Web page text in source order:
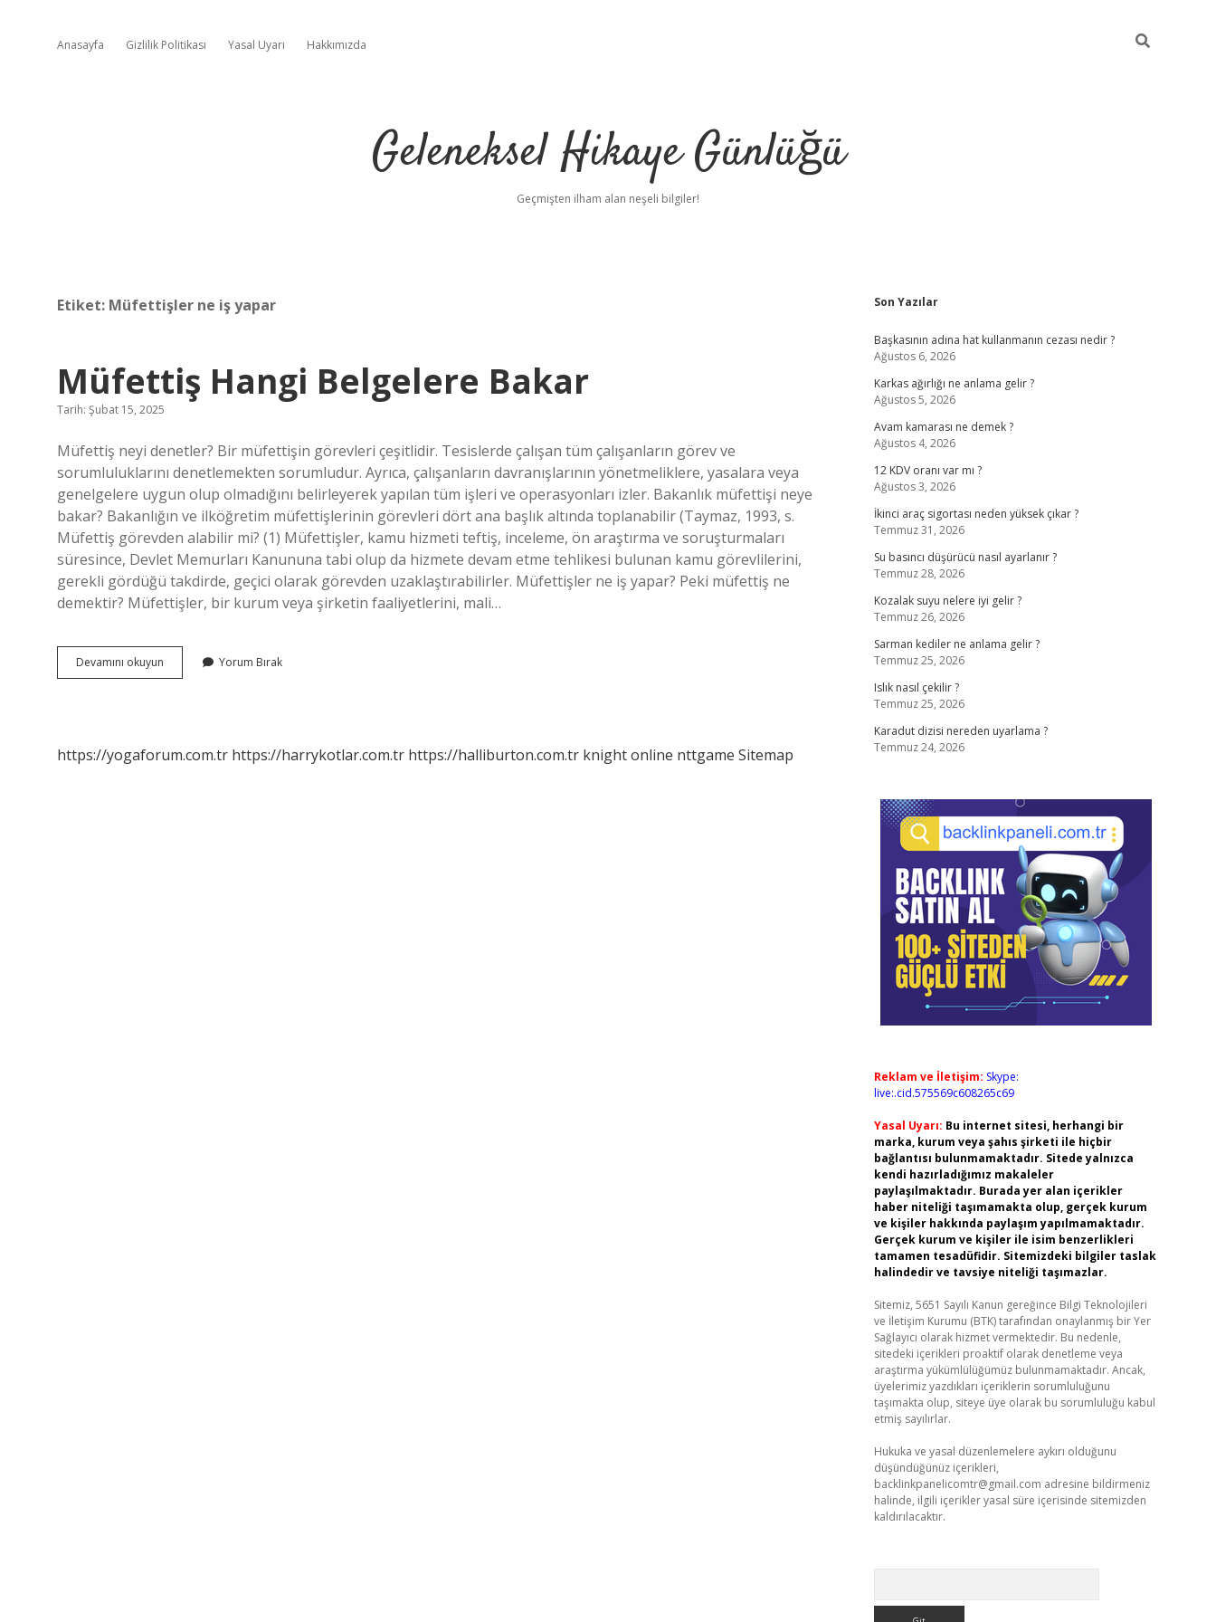
Anasayfa Gizlilik Politikası Yasal Uyarı Hakkımızda
Geleneksel Hikaye Günlüğü
Geçmişten ilham alan neşeli bilgiler!
Etiket: Müfettişler ne iş yapar
Müfettiş Hangi Belgelere Bakar
Tarih: Şubat 15, 2025
Müfettiş neyi denetler? Bir müfettişin görevleri çeşitlidir. Tesislerde çalışan tüm çalışanların görev ve
sorumluluklarını denetlemekten sorumludur. Ayrıca, çalışanların davranışlarının yönetmeliklere, yasalara veya
genelgelere uygun olup olmadığını belirleyerek yapılan tüm işleri ve operasyonları izler. Bakanlık müfettişi neye
bakar? Bakanlığın ve ilköğretim müfettişlerinin görevleri dört ana başlık altında toplanabilir (Taymaz, 1993, s.
Müfettiş görevden alabilir mi? (1) Müfettişler, kamu hizmeti teftiş, inceleme, ön araştırma ve soruşturmaları
süresince, Devlet Memurları Kanununa tabi olup da hizmete devam etme tehlikesi bulunan kamu görevlilerini,
gerekli gördüğü takdirde, geçici olarak görevden uzaklaştırabilirler. Müfettişler ne iş yapar? Peki müfettiş ne
demektir? Müfettişler, bir kurum veya şirketin faaliyetlerini, mali…
Devamını okuyun Müfettiş
Hangi
Yorum Bırak
https://yogaforum.com.tr https://harrykotlar.com.tr https://halliburton.com.tr knight online nttgame Sitemap
Sidebar
Son Yazılar
Başkasının adına hat kullanmanın cezası nedir ?
Ağustos 6, 2026
Karkas ağırlığı ne anlama gelir ?
Ağustos 5, 2026
Avam kamarası ne demek ?
Ağustos 4, 2026
12 KDV oranı var mı ?
Ağustos 3, 2026
İkinci araç sigortası neden yüksek çıkar ?
Temmuz 31, 2026
Su basıncı düşürücü nasıl ayarlanır ?
Temmuz 28, 2026
Kozalak suyu nelere iyi gelir ?
Temmuz 26, 2026
Sarman kediler ne anlama gelir ?
Temmuz 25, 2026
Islık nasıl çekilir ?
Temmuz 25, 2026
Karadut dizisi nereden uyarlama ?
Temmuz 24, 2026
Reklam ve İletişim: Skype:
live:.cid.575569c608265c69
Yasal Uyarı: Bu internet sitesi, herhangi bir
marka, kurum veya şahıs şirketi ile hiçbir
bağlantısı bulunmamaktadır. Sitede yalnızca
kendi hazırladığımız makaleler
paylaşılmaktadır. Burada yer alan içerikler
haber niteliği taşımamakta olup, gerçek kurum
ve kişiler hakkında paylaşım yapılmamaktadır.
Gerçek kurum ve kişiler ile isim benzerlikleri
tamamen tesadüfidir. Sitemizdeki bilgiler taslak
halindedir ve tavsiye niteliği taşımazlar.
Sitemiz, 5651 Sayılı Kanun gereğince Bilgi Teknolojileri
ve İletişim Kurumu (BTK) tarafından onaylanmış bir Yer
Sağlayıcı olarak hizmet vermektedir. Bu nedenle,
sitedeki içerikleri proaktif olarak denetleme veya
araştırma yükümlülüğümüz bulunmamaktadır. Ancak,
üyelerimiz yazdıkları içeriklerin sorumluluğunu
taşımakta olup, siteye üye olarak bu sorumluluğu kabul
etmiş sayılırlar.
Hukuka ve yasal düzenlemelere aykırı olduğunu
düşündüğünüz içerikleri,
backlinkpanelicomtr@gmail.com adresine bildirmeniz
halinde, ilgili içerikler yasal süre içerisinde sitemizden
kaldırılacaktır.